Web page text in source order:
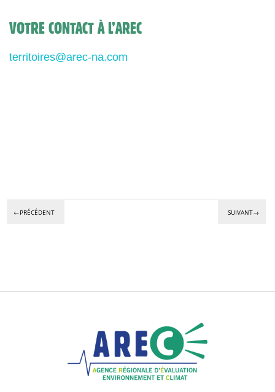
VOTRE CONTACT À L’AREC
territoires@arec-na.com
←PRÉCÉDENT SUIVANT→